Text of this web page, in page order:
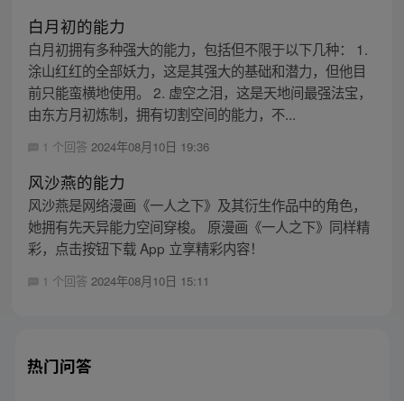
白月初的能力
白月初拥有多种强大的能力，包括但不限于以下几种： 1.
涂山红红的全部妖力，这是其强大的基础和潜力，但他目
前只能蛮横地使用。 2. 虚空之泪，这是天地间最强法宝，
由东方月初炼制，拥有切割空间的能力，不...
1 个回答 2024年08月10日 19:36
风沙燕的能力
风沙燕是网络漫画《一人之下》及其衍生作品中的角色，
她拥有先天异能力空间穿梭。 原漫画《一人之下》同样精
彩，点击按钮下载 App 立享精彩内容！
1 个回答 2024年08月10日 15:11
热门问答